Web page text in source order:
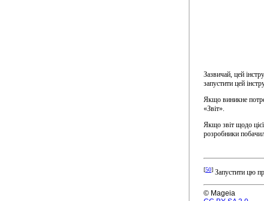
Зазвичай, цей
запустити цей
Якщо виникне
«Звіт».
Якщо звіт щодо
розробники
[50] Запустити цю
© Mageia